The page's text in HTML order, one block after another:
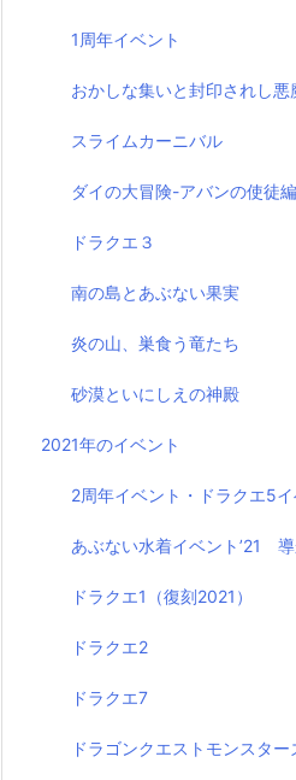
1周年イベント
おかしな集いと封印されし悪
スライムカーニバル
ダイの大冒険-アバンの使徒編
ドラクエ３
南の島とあぶない果実
炎の山、巣食う竜たち
砂漠といにしえの神殿
2021年のイベント
2周年イベント・ドラクエ5イ
あぶない水着イベント’21
ドラクエ1（復刻2021）
ドラクエ2
ドラクエ7
ドラゴンクエストモンスター